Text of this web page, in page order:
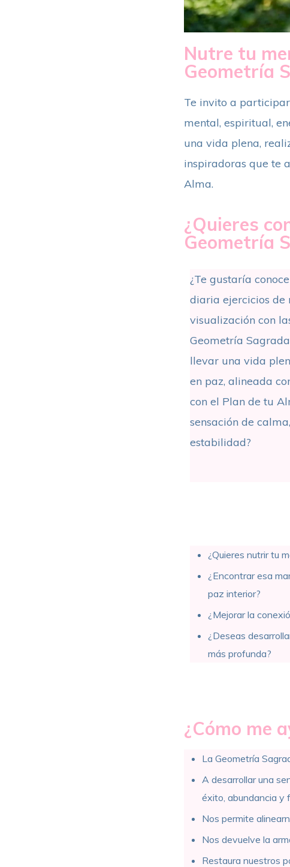
Nutre tu
Geometría
Te invito a
mental, espiritual,
una vida plena,
inspiradoras que te
Alma.
¿Quieres
Geometría
¿Te gustaría
diaria ejercicios de
visualización con
Geometría
llevar una vida
en paz, alineada
con el Plan de tu
sensación de
estabilidad?
¿Quieres nutrir tu
¿Encontrar esa
paz interior?
¿Mejorar la
¿Deseas
más profunda?
¿Cómo me
La Geometría
A desarrollar una
éxito, abundancia y
Nos permite
Nos devuelve la
Restaura nuestros